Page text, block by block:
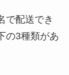
で配送でき
の3種類があ